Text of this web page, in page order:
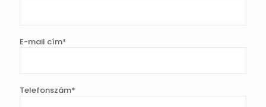
E-mail cím*
Telefonszám*